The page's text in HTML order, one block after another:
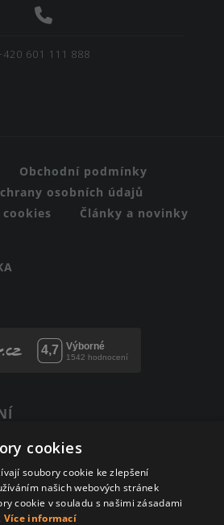
601 111 888
Obchodní podmínky
osobních údajů
Články a novinky
cookies
soubory cookie ke zlepšení
našich webových stránek
cookie v souladu s našimi zásadami
Více informací